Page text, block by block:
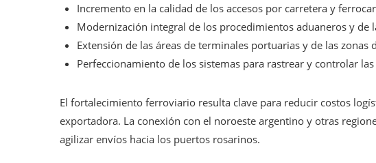
Incremento en la calidad de los accesos por carretera y
Modernización integral de los procedimientos aduaneros y de
Extensión de las áreas de terminales portuarias y de las zonas
Perfeccionamiento de los sistemas para rastrear y controlar las
El fortalecimiento ferroviario resulta clave para reducir costos
exportadora. La conexión con el noroeste argentino y otras
agilizar envíos hacia los puertos rosarinos.